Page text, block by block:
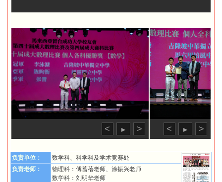
< ► > < ► >
负责单位：
数学科、科学科及学术竞赛处
负责老师：
物理科：傅蔷蓓老师、涂振兴老师
数学科：刘明华老师